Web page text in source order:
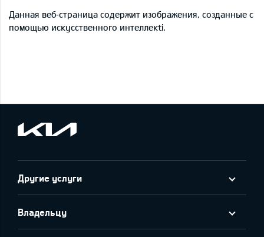
Данная веб‑страница содержит изображения, созданные с
помощью искусственного интеллекti.
Другие услуги
Владельцу